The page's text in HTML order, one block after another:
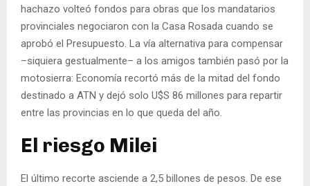
hachazo volteó fondos para obras que los mandatarios
provinciales negociaron con la Casa Rosada cuando se
aprobó el Presupuesto. La vía alternativa para compensar
–siquiera gestualmente– a los amigos también pasó por la
motosierra: Economía recortó más de la mitad del fondo
destinado a ATN y dejó solo U$S 86 millones para repartir
entre las provincias en lo que queda del año.
El riesgo Milei
El último recorte asciende a 2,5 billones de pesos. De ese